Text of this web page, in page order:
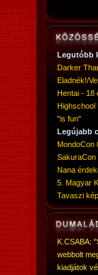
Legutóbb
Darker
Eladnék!/
Hentai - 18
Highschool
"is fun"
Legújabb
MondoCon
SakuraCon
Nana
5. Magyar
Tavaszi
K.CSABA:
webbolt
kiadjátok